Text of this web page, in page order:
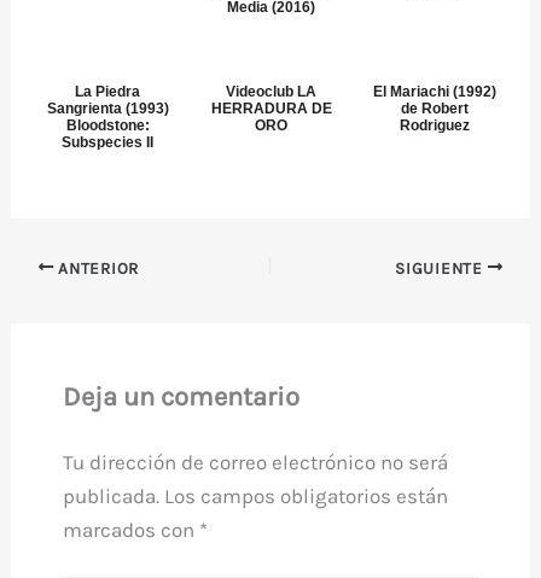
Media (2016)
La Piedra
Sangrienta (1993)
Bloodstone:
Subspecies II
Videoclub LA
HERRADURA DE
ORO
El Mariachi (1992)
de Robert
Rodriguez
ANTERIOR SIGUIENTE
Deja un comentario
Tu dirección de correo electrónico no será
publicada. Los campos obligatorios están
marcados con *